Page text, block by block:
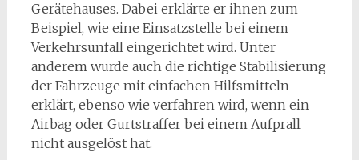
Gerätehauses. Dabei erklärte er ihnen zum
Beispiel, wie eine Einsatzstelle bei einem
Verkehrsunfall eingerichtet wird. Unter
anderem wurde auch die richtige Stabilisierung
der Fahrzeuge mit einfachen Hilfsmitteln
erklärt, ebenso wie verfahren wird, wenn ein
Airbag oder Gurtstraffer bei einem Aufprall
nicht ausgelöst hat.